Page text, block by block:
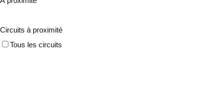
Circuits à proximité
Tous les circuits